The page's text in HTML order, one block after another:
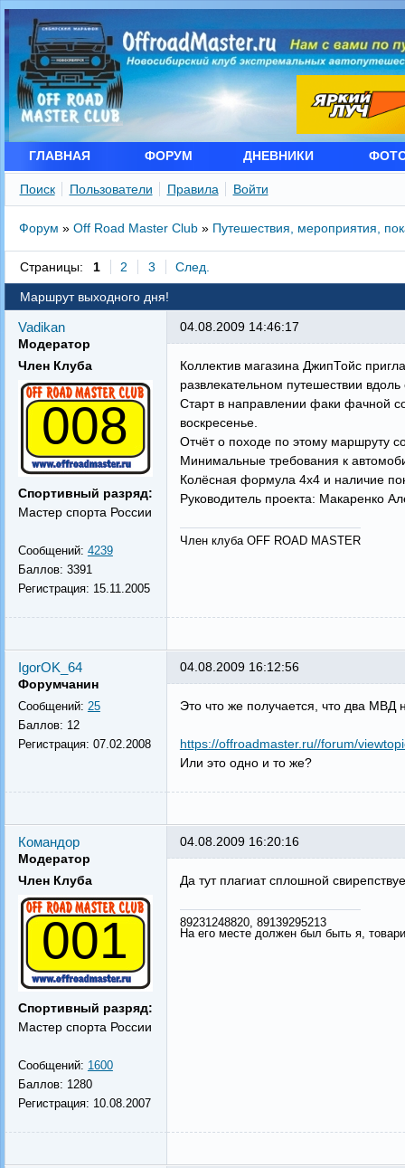
ГЛАВНАЯ ФОРУМ ДНЕВНИКИ
Поиск Пользователи Правила Войти
Форум » Off Road Master Club » Путешествия, мероприятия,
Страницы: 1 2 3 След.
Маршрут выходного дня!
Vadikan
Модератор
Член Клуба
008
Спортивный разряд:
Мастер спорта России
Сообщений: 4239
Баллов: 3391
Регистрация: 15.11.2005
04.08.2009 14:46:17
Коллектив магазина ДжипТойс
развлекательном путешествии
Старт в направлении факи фачной
воскресенье.
Отчёт о походе по этому маршруту
Минимальные требования к
Колёсная формула 4х4 и наличие
Руководитель проекта: Макаренко
Член клуба OFF ROAD MASTER
IgorOK_64
Форумчанин
Сообщений: 25
Баллов: 12
Регистрация: 07.02.2008
04.08.2009 16:12:56
Это что же получается, что два
https://offroadmaster.ru//forum/
Или это одно и то же?
Командор
Модератор
Член Клуба
001
Спортивный разряд:
Мастер спорта России
Сообщений: 1600
Баллов: 1280
Регистрация: 10.08.2007
04.08.2009 16:20:16
Да тут плагиат сплошной
89231248820, 89139295213
На его месте должен был быть я,